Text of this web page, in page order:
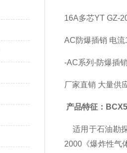
16A多芯YT GZ-
AC防爆插销 电
-AC系列-防爆插
厂家直销 大量供
产品特征：
适用于石油勘
2000《爆炸性气